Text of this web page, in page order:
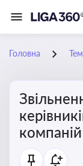
Головна
компаній